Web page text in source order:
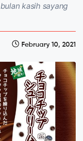
kasih sayang
February 10, 2021